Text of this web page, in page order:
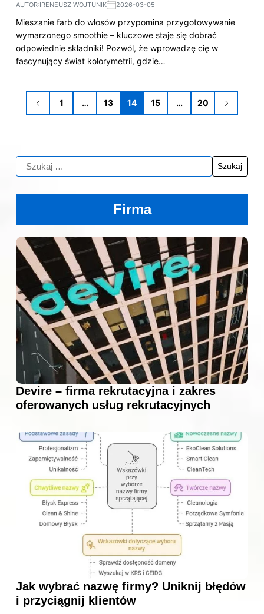
AUTOR:IRENEUSZ WOJTUNIK 2026-03-05
Mieszanie farb do włosów przypomina przygotowywanie
wymarzonego smoothie – kluczowe staje się dobrać
odpowiednie składniki! Pozwól, że wprowadzę cię w
fascynujący świat kolorymetrii, gdzie…
1 … 13 14 15 … 20
Firma
Devire – firma rekrutacyjna i zakres
oferowanych usług rekrutacyjnych
Jak wybrać nazwę firmy? Uniknij błędów
i przyciągnij klientów